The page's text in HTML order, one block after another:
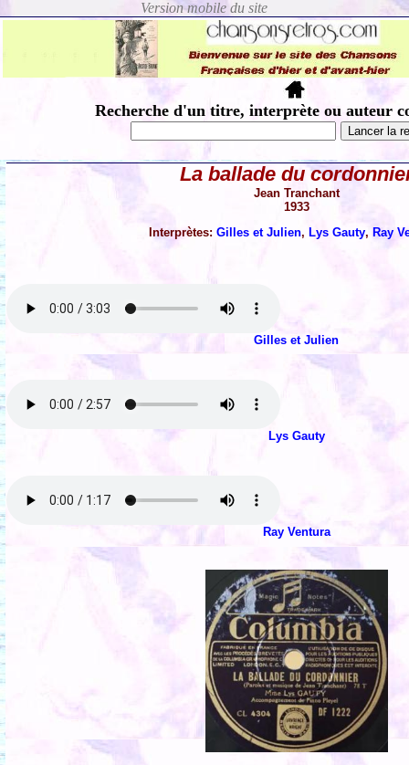
Recherche d'un titre, interprète ou auteur
La ballade du
Jean Tranchant
1933
Interprètes:Gilles et Julien, Lys Gauty, Ray
Gilles et Julien
Lys Gauty
Ray Ventura